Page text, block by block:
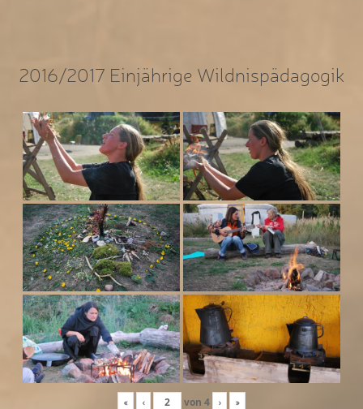
2016/2017 Einjährige Wildnispädagogik
« ‹ von 4 › »